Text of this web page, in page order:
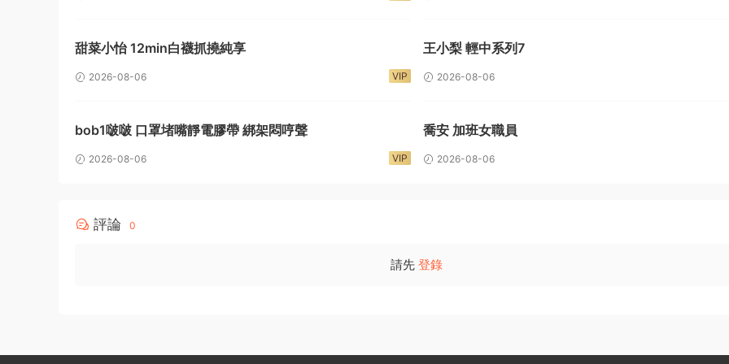
甜菜小怡 12min白襪抓撓純享
2026-08-06 VIP
王小梨 輕中系列7
2026-08-06
bob1啵啵 口罩堵嘴靜電膠帶 綁架悶哼聲
2026-08-06 VIP
喬安 加班女職員
2026-08-06
評論 0
請先 登錄